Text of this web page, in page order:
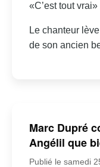
«C’est tout vrai»
Le chanteur
de son ancien
Marc Dupré
Angélil que
Publié le samedi